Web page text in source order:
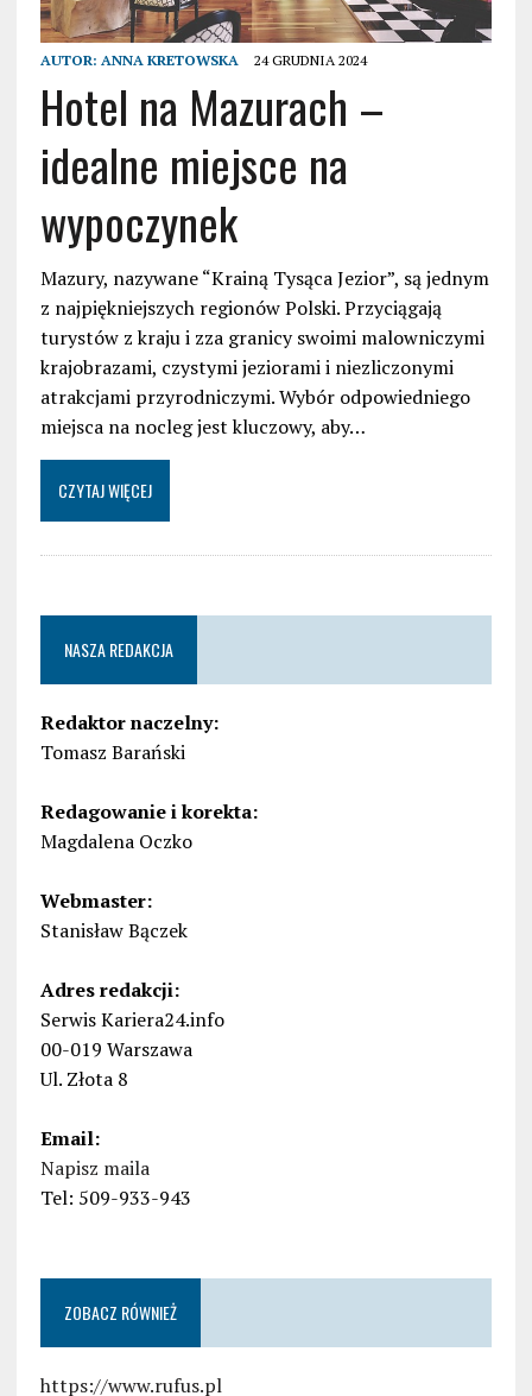
AUTOR: ANNA KRETOWSKA 24 GRUDNIA 2024
Hotel na Mazurach –
idealne miejsce na
wypoczynek
Mazury, nazywane “Krainą Tysąca Jezior”, są jednym
z najpiękniejszych regionów Polski. Przyciągają
turystów z kraju i zza granicy swoimi malowniczymi
krajobrazami, czystymi jeziorami i niezliczonymi
atrakcjami przyrodniczymi. Wybór odpowiedniego
miejsca na nocleg jest kluczowy, aby…
CZYTAJ WIĘCEJ
NASZA REDAKCJA
Redaktor naczelny:
Tomasz Barański
Redagowanie i korekta:
Magdalena Oczko
Webmaster:
Stanisław Bączek
Adres redakcji:
Serwis Kariera24.info
00-019 Warszawa
Ul. Złota 8
Email:
Napisz maila
Tel: 509-933-943
ZOBACZ RÓWNIEŻ
https://www.rufus.pl